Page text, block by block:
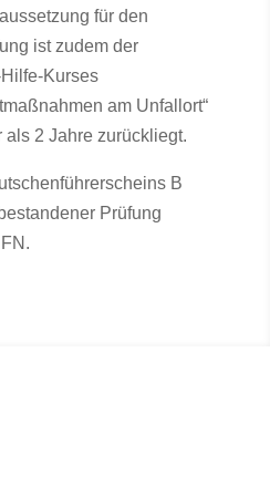
für den
ist zudem der
Kurses
am Unfallort“
als 2 Jahre zurückliegt.
B
Prüfung